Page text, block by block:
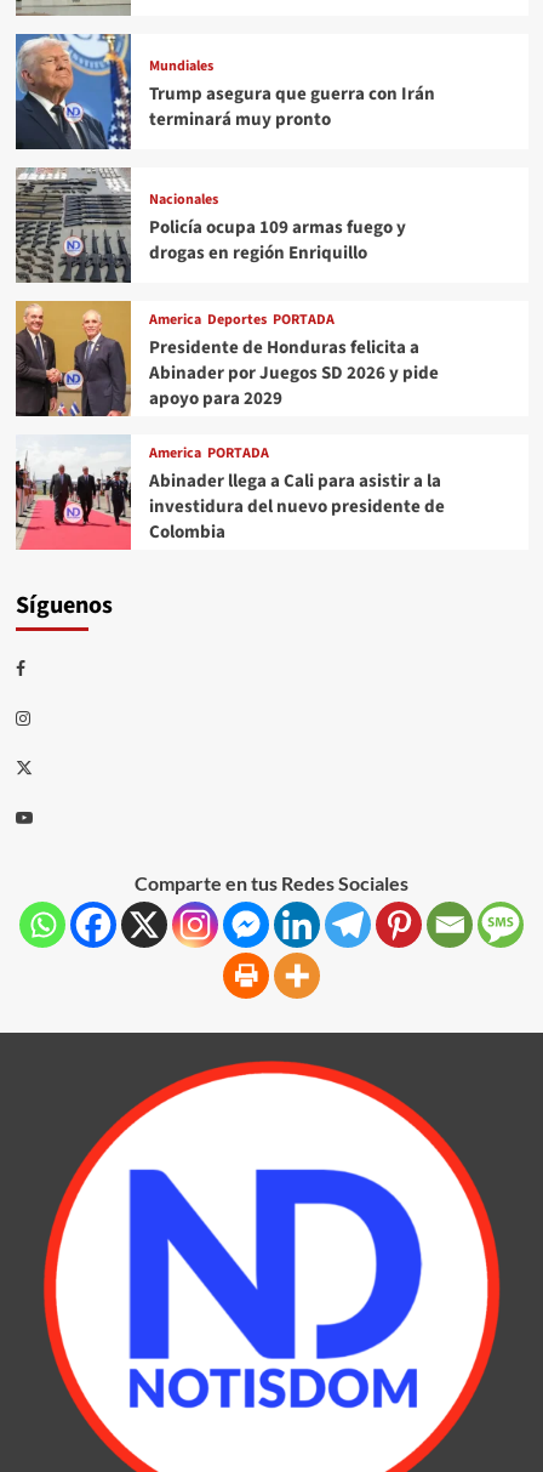
Mundiales
Trump asegura que guerra con Irán
terminará muy pronto
Nacionales
Policía ocupa 109 armas fuego y
drogas en región Enriquillo
America Deportes PORTADA
Presidente de Honduras felicita a
Abinader por Juegos SD 2026 y pide
apoyo para 2029
America PORTADA
Abinader llega a Cali para asistir a la
investidura del nuevo presidente de
Colombia
Síguenos
Comparte en tus Redes Sociales